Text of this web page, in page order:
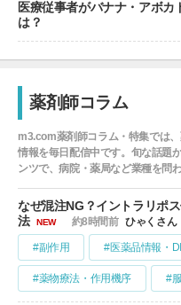
医療従事者がバナナ・アボ
は？
薬剤師コラム
m3.com薬剤師コラム・特集では
情報を毎日配信中です。旬な話題
ンツで、病院・薬局など業種を問
なぜ混注NG？イントラリポ
法
NEW 約8時間前 ひゃくさん
#副作用 #医薬品情報・DI
#薬物療法・作用機序 #